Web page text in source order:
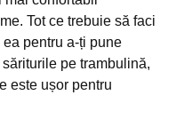
Tot ce trebuie să faci
pentru a-ți pune
pe trambulină,
este ușor pentru